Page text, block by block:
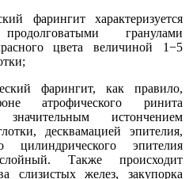
фарингит характеризуется
гранулами
цвета величиной 1−5
фарингит, как правило,
атрофического ринита
истончением
десквамацией эпителия,
цилиндрического эпителия
Также происходит
слизистых желез, закупорка